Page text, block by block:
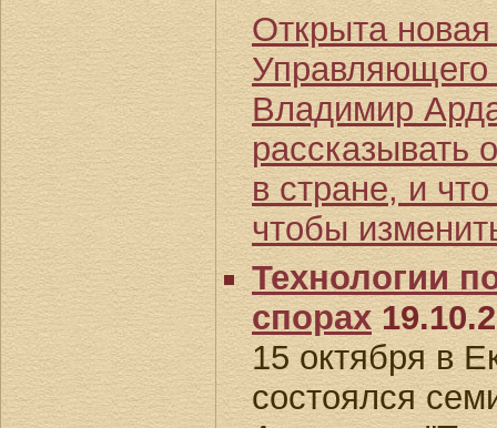
Открыта
Управляющего
Владимир
рассказывать
в стране, и
чтобы
Технологии
спорах
15 октября в
состоялся